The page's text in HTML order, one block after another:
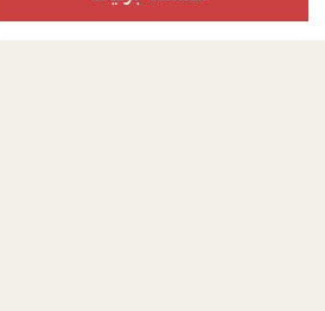
جامعه شناس در بخش های مختلف تلاش